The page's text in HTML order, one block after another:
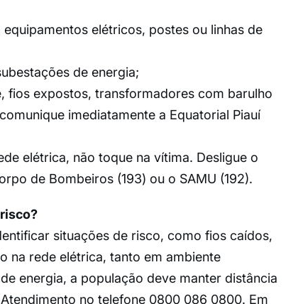
elétricos, postes ou linhas de
de energia;
expostos, transformadores com barulho
imediatamente a Equatorial Piauí
elétrica, não toque na vítima. Desligue o
de Bombeiros (193) ou o SAMU (192).
situações de risco, como fios caídos,
na rede elétrica, tanto em ambiente
energia, a população deve manter distância
no telefone 0800 086 0800. Em